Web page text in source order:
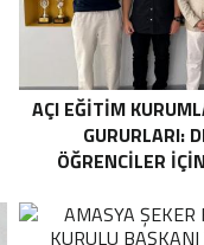
AÇI EĞİTİM
GURURLARI:
ÖĞRENCILER